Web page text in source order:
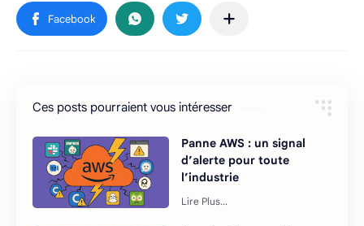
Ces posts pourraient vous intéresser
Panne AWS : un signal
d’alerte pour toute
l’industrie